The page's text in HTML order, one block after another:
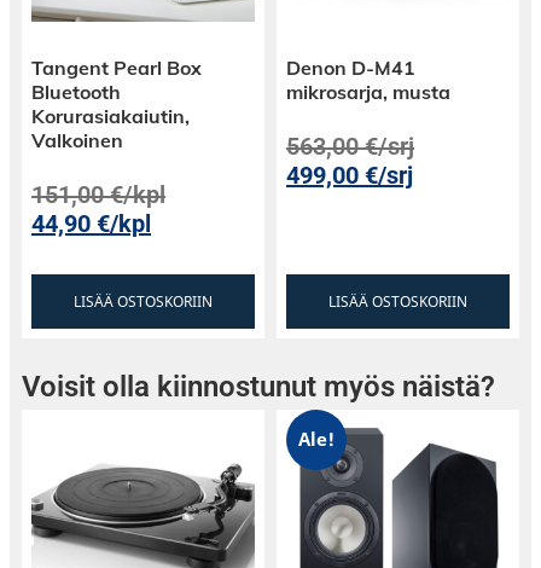
Tangent Pearl Box
Bluetooth
Korurasiakaiutin,
Valkoinen
151,00€/kpl
44,90€/kpl
LISÄÄ OSTOSKORIIN
Denon D-M41
mikrosarja, musta
563,00€/srj
499,00€/srj
LISÄÄ OSTOSKORIIN
Voisit olla kiinnostunut myös näistä?
Ale!